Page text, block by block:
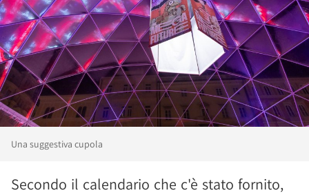
Una suggestiva cupola
Secondo il calendario che c'è stato fornito,